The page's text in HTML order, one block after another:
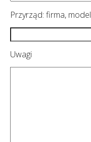
Przyrząd: firma, model
Uwagi